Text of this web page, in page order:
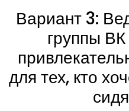
Вариант 3:
группы
для тех, кто